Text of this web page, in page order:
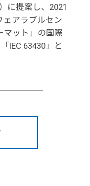
に提案し、2021
ェアラブルセン
マット」の国際
IEC 63430」と